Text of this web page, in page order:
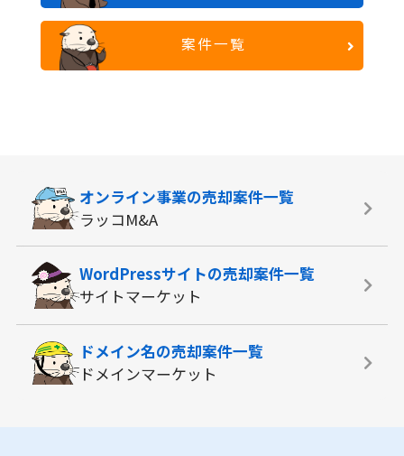
案件一覧
オンライン事業の売却案件一覧
ラッコM&A
WordPressサイトの売却案件一覧
サイトマーケット
ドメイン名の売却案件一覧
ドメインマーケット